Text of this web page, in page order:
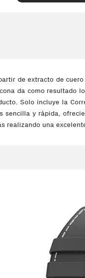
de extracto de
da como resultado
Solo incluye la
y rápida,
realizando una